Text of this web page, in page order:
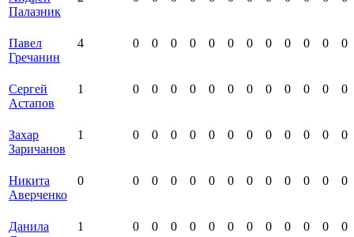
Палазник
Павел
Гречанин
4 0 0 0 0 0 0 0 0 0 0 0 0
Сергей
Астапов
1 0 0 0 0 0 0 0 0 0 0 0 0
Захар
Заричанов
1 0 0 0 0 0 0 0 0 0 0 0 0
Никита
Аверченко
0 0 0 0 0 0 0 0 0 0 0 0 0
Данила
1 0 0 0 0 0 0 0 0 0 0 0 0